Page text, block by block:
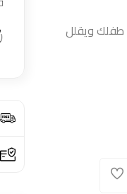
بشرة طفلك ويقلل